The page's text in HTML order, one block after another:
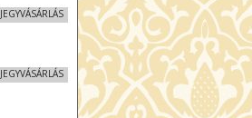
JEGYVÁSÁRLÁS
JEGYVÁSÁRLÁS